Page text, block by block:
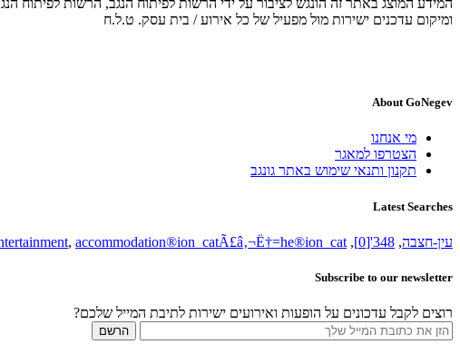
המידע המוצג באתר זה הונגש לציבור על ידי הרשות לפיתוח הנגב, הרשות לפיתוח
ומיקום עדכנים ישירות מול מפעיל של כל אירוע / בית עסק. ט.ל.ח
About GoNegev
מי אנחנו
הצטרפו למאגר
תקנון ותנאי שימוש באתר גונגב
Latest Searches
עין-חצבה,
348'[0]
,
, accommodation®ion_catÃ£â‚¬Ë†=he®ion_cat=הר-הנגב
Subscribe to our newsletter
רוצים לקבל עדכונים על הופעות ואירועים ישירות לתיבת המייל שלכם?